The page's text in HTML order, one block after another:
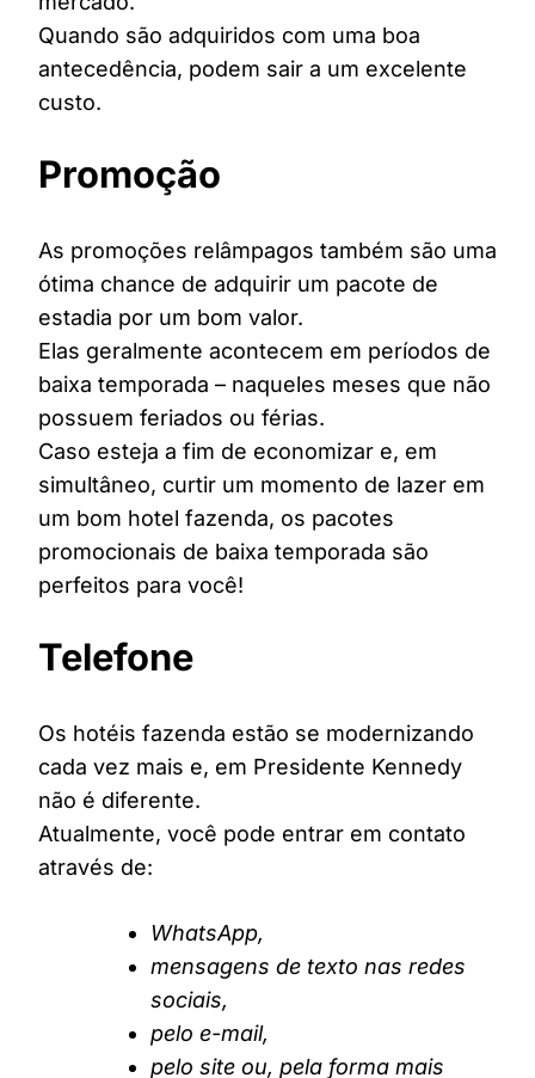
Quando são adquiridos com uma boa
antecedência, podem sair a um excelente
custo.
Promoção
As promoções relâmpagos também são uma
ótima chance de adquirir um pacote de
estadia por um bom valor.
Elas geralmente acontecem em períodos de
baixa temporada – naqueles meses que não
possuem feriados ou férias.
Caso esteja a fim de economizar e, em
simultâneo, curtir um momento de lazer em
um bom hotel fazenda, os pacotes
promocionais de baixa temporada são
perfeitos para você!
Telefone
Os hotéis fazenda estão se modernizando
cada vez mais e, em Presidente Kennedy
não é diferente.
Atualmente, você pode entrar em contato
através de:
WhatsApp,
mensagens de texto nas redes
sociais,
pelo e-mail,
pelo site ou, pela forma mais